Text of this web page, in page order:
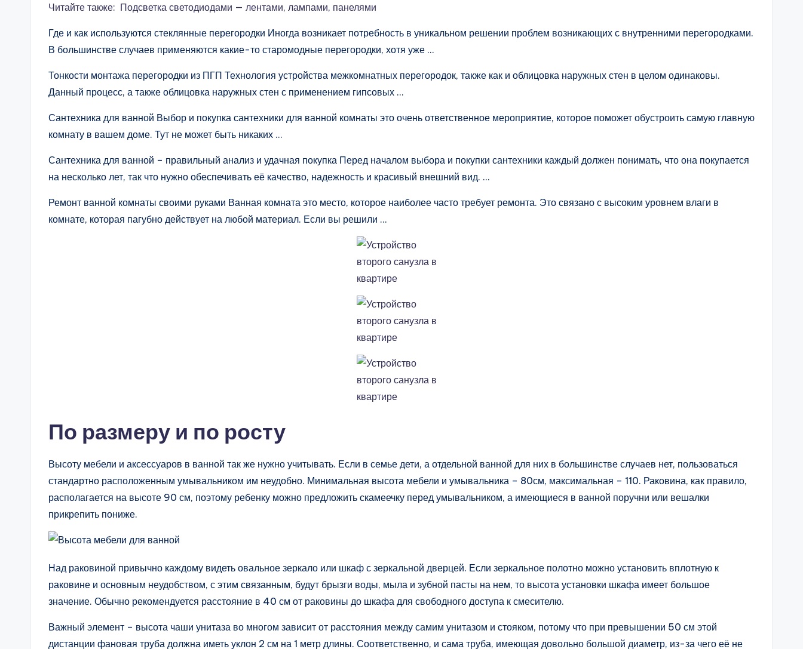
Читайте также: Подсветка светодиодами — лентами, лампами, панелями
Где и как используются стеклянные перегородки Иногда возникает потребность в уникальном решении проблем возникающих с внутренними перегородками.
В большинстве случаев применяются какие-то старомодные перегородки, хотя уже …
Тонкости монтажа перегородки из ПГП Технология устройства межкомнатных перегородок, также как и облицовка наружных стен в целом одинаковы.
Данный процесс, а также облицовка наружных стен с применением гипсовых …
Сантехника для ванной Выбор и покупка сантехники для ванной комнаты это очень ответственное мероприятие, которое поможет обустроить самую главную
комнату в вашем доме. Тут не может быть никаких …
Сантехника для ванной – правильный анализ и удачная покупка Перед началом выбора и покупки сантехники каждый должен понимать, что она покупается
на несколько лет, так что нужно обеспечивать её качество, надежность и красивый внешний вид. …
Ремонт ванной комнаты своими руками Ванная комната это место, которое наиболее часто требует ремонта. Это связано с высоким уровнем влаги в
комнате, которая пагубно действует на любой материал. Если вы решили …
По размеру и по росту
Высоту мебели и аксессуаров в ванной так же нужно учитывать. Если в семье дети, а отдельной ванной для них в большинстве случаев нет, пользоваться
стандартно расположенным умывальником им неудобно. Минимальная высота мебели и умывальника – 80см, максимальная – 110. Раковина, как правило,
располагается на высоте 90 см, поэтому ребенку можно предложить скамеечку перед умывальником, а имеющиеся в ванной поручни или вешалки
прикрепить пониже.
Над раковиной привычно каждому видеть овальное зеркало или шкаф с зеркальной дверцей. Если зеркальное полотно можно установить вплотную к
раковине и основным неудобством, с этим связанным, будут брызги воды, мыла и зубной пасты на нем, то высота установки шкафа имеет большое
значение. Обычно рекомендуется расстояние в 40 см от раковины до шкафа для свободного доступа к смесителю.
Важный элемент – высота чаши унитаза во многом зависит от расстояния между самим унитазом и стояком, потому что при превышении 50 см этой
дистанции фановая труба должна иметь уклон 2 см на 1 метр длины. Соответственно, и сама труба, имеющая довольно большой диаметр, из-за чего её не